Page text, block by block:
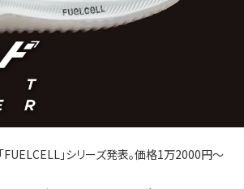
FUELCELL」シリーズ発表。価格1万2000円〜